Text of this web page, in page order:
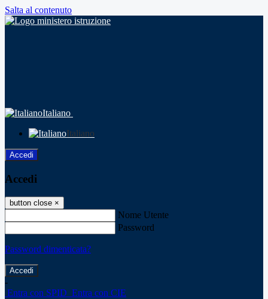
Salta al contenuto
Italiano
Italiano
Accedi
Accedi
button close ×
Nome Utente
Password
Password dimenticata?
-
Entra con SPID Entra con CIE